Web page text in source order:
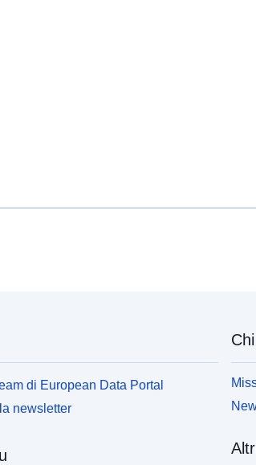
di European Data Portal
newsletter